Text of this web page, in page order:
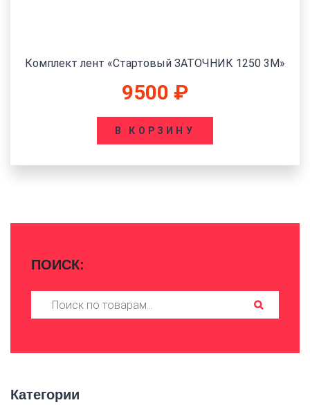
Комплект лент «Стартовый ЗАТОЧНИК 1250 3М»
9500 ₽
В КОРЗИНУ
ПОИСК:
Искать:
Категории